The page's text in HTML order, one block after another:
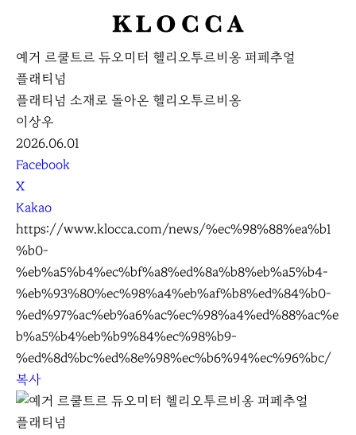
K
O
C
예거 르쿨트르 듀오미터 헬리오투르비옹 퍼페추얼
플래티넘
플래티넘 소재로 돌아온 헬리오투르비옹
이상우
2026.06.01
S
N
S
S
h
a
r
e
Facebook
X
Kakao
https://www.klocca.com/news/%ec%98%88%ea%b1
%b0-
%eb%a5%b4%ec%bf%a8%ed%8a%b8%eb%a5%b4-
%eb%93%80%ec%98%a4%eb%af%b8%ed%84%b0-
%ed%97%ac%eb%a6%ac%ec%98%a4%ed%88%ac%e
b%a5%b4%eb%b9%84%ec%98%b9-
%ed%8d%bc%ed%8e%98%ec%b6%94%ec%96%bc/
복사